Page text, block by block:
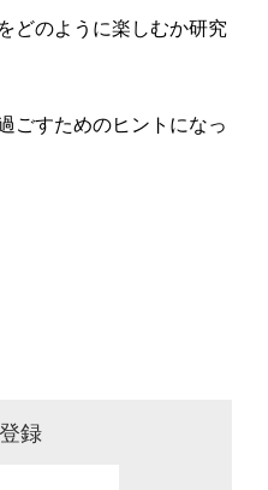
どのように楽しむか研究
ごすためのヒントになっ
録